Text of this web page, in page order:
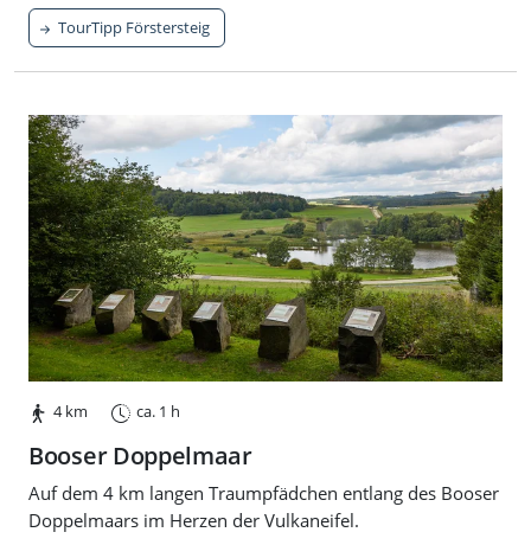
TourTipp Förstersteig
4 km ca. 1 h
Booser Doppelmaar
Auf dem 4 km langen Traumpfädchen entlang des Booser
Doppelmaars im Herzen der Vulkaneifel.